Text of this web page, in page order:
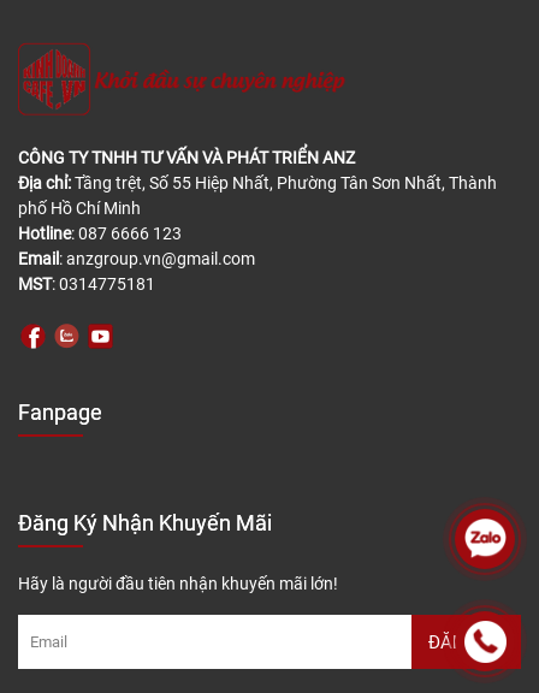
CÔNG TY TNHH TƯ VẤN VÀ PHÁT TRIỂN ANZ
Địa chỉ:Tầng trệt, Số 55 Hiệp Nhất, Phường Tân Sơn Nhất, Thành
phố Hồ Chí Minh
Hotline: 087 6666 123
Email : anzgroup.vn@gmail.com
MST: 0314775181
Fanpage
Đăng Ký Nhận Khuyến Mãi
Hãy là người đầu tiên nhận khuyến mãi lớn!